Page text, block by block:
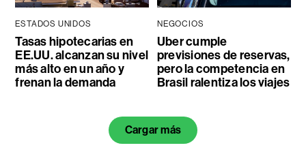
ESTADOS UNIDOS
Tasas hipotecarias en
EE.UU. alcanzan su nivel
más alto en un año y
frenan la demanda
NEGOCIOS
Uber cumple
previsiones de reservas,
pero la competencia en
Brasil ralentiza los viajes
Cargar más